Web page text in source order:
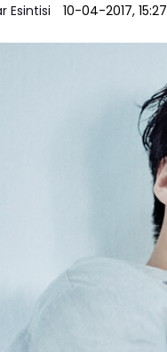
Esintisi 10-04-2017, 15:27